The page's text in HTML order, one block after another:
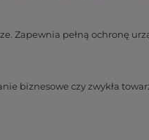
Zapewnia pełną ochronę
biznesowe czy zwykła